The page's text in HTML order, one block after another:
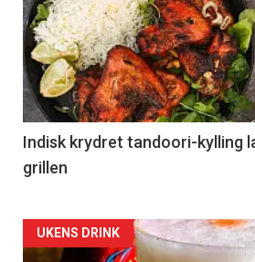
Indisk krydret tandoori-kylling
grillen
Forsiden
UKENS DRINK